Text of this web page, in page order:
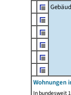
Wohnungen
In bundesweit